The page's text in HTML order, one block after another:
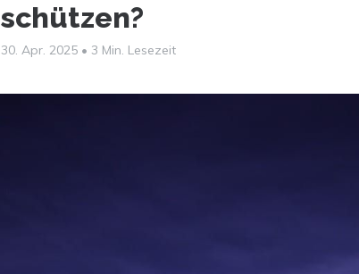
schützen?
30. Apr. 2025 • 3 Min. Lesezeit